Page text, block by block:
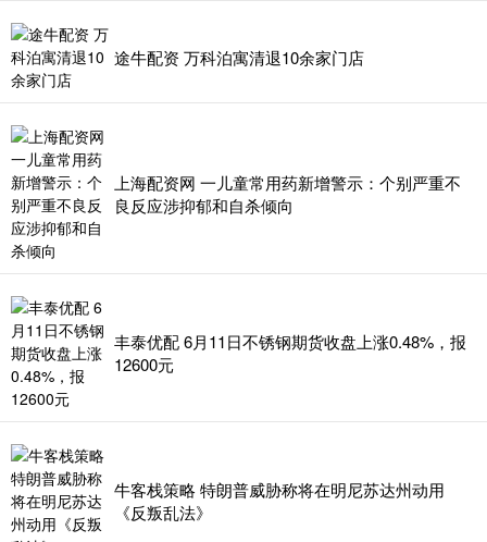
途牛配资 万科泊寓清退10余家门店
上海配资网 一儿童常用药新增警示：个别严重不
良反应涉抑郁和自杀倾向
丰泰优配 6月11日不锈钢期货收盘上涨0.48%，报
12600元
牛客栈策略 特朗普威胁称将在明尼苏达州动用
《反叛乱法》